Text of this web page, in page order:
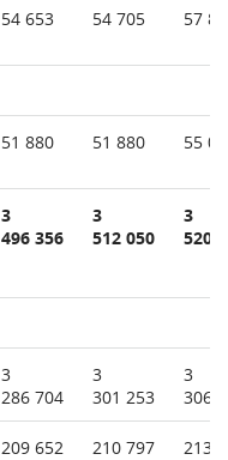
54 653 54 705 57
51 880 51 880 55
3
496 356
3
512 050
3
520
3
286 704
3
301 253
3
306
209 652 210 797 213